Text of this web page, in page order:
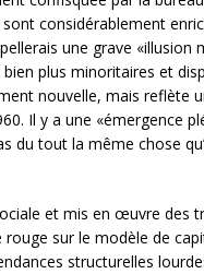
considérablement
une grave «illusion
plus minoritaires et
nouvelle, mais reflète
Il y a une «émergence
du tout la même chose
et mis en œuvre des
sur le modèle de
structurelles